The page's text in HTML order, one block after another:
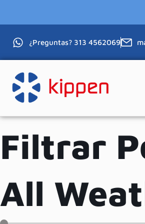
¿Preguntas? 313 4562069
Filtrar
All